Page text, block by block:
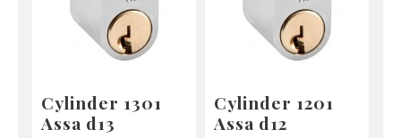
Cylinder 1301
Assa d13
Cylinder 1201
Assa d12